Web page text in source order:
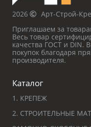
2026
Арт-Строй-
Приглашаем за
Весь товар
качества ГОСТ и DIN.
покупок благодаря
производителя.
Каталог
1. КРЕПЕЖ
2. СТРОИТЕЛЬНЫЕ